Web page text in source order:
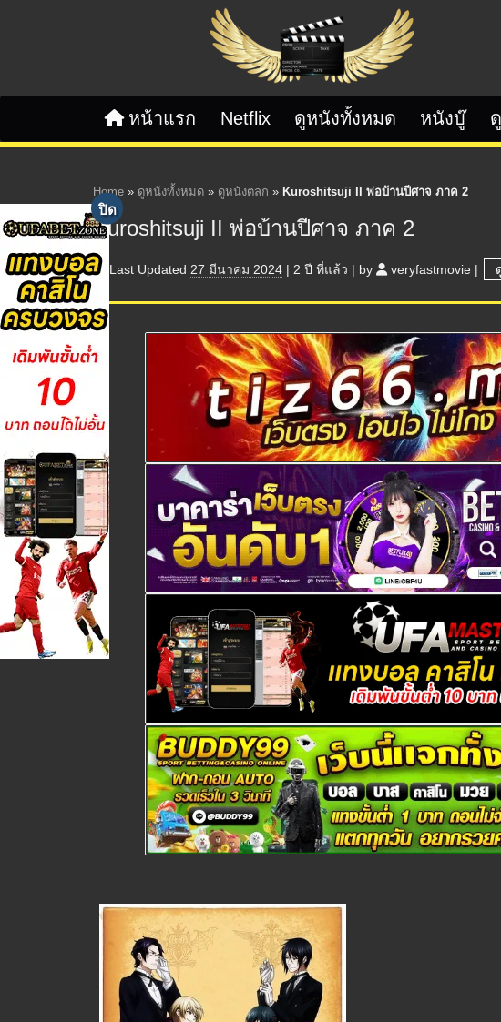
หน้าแรก Netflix ดูหนังทั้งหมด หนังบู๊
Home » ดูหนังทั้งหมด » ดูหนังตลก » Kuroshitsuji II พ่อบ้านปีศาจ ภาค 2
Kuroshitsuji II พ่อบ้านปีศาจ ภาค 2
Last Updated 27 มีนาคม 2024 | 2 ปี ที่แล้ว | by veryfastmovie |